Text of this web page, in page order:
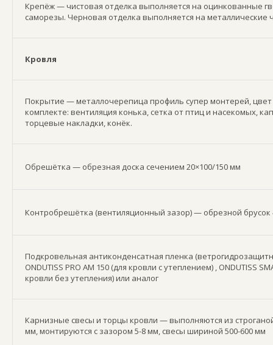
Крепёж — чистовая отделка выполняется на оцинкованные
саморезы. Черновая отделка выполняется на металлические
Кровля
Покрытие — металлочерепица профиль супер монтерей,
комплекте: вентиляция конька, сетка от птиц и насекомых,
торцевые накладки, конёк.
Обрешётка — обрезная доска сечением 20×100/150 мм
Контробрешётка (вентиляционный зазор) — обрезной брусок
Подкровельная антиконденсатная пленка
ONDUTISS PRO AM 150 (для кровли с утеплением) , ONDUTISS
кровли без утепления) или аналог
Карнизные свесы и торцы кровли — выполняются из
мм, монтируются с зазором 5-8 мм, свесы шириной 500-600 мм